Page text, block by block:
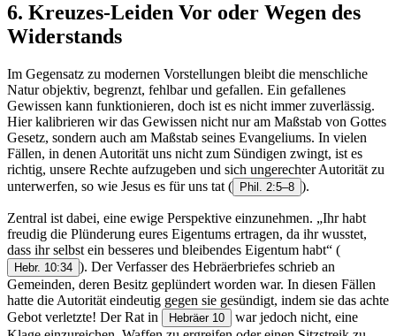
6. Kreuzes-Leiden Vor oder Wegen des
Widerstands
Im Gegensatz zu modernen Vorstellungen bleibt die menschliche
Natur objektiv, begrenzt, fehlbar und gefallen. Ein gefallenes
Gewissen kann funktionieren, doch ist es nicht immer zuverlässig.
Hier kalibrieren wir das Gewissen nicht nur am Maßstab von Gottes
Gesetz, sondern auch am Maßstab seines Evangeliums. In vielen
Fällen, in denen Autorität uns nicht zum Sündigen zwingt, ist es
richtig, unsere Rechte aufzugeben und sich ungerechter Autorität zu
unterwerfen, so wie Jesus es für uns tat ( Phil. 2:5–8 ).
Zentral ist dabei, eine ewige Perspektive einzunehmen. „Ihr habt
freudig die Plünderung eures Eigentums ertragen, da ihr wusstet,
dass ihr selbst ein besseres und bleibendes Eigentum habt“ (
Hebr. 10:34 ). Der Verfasser des Hebräerbriefes schrieb an
Gemeinden, deren Besitz geplündert worden war. In diesen Fällen
hatte die Autorität eindeutig gegen sie gesündigt, indem sie das achte
Gebot verletzte! Der Rat in
Hebräer 10
war jedoch nicht, eine